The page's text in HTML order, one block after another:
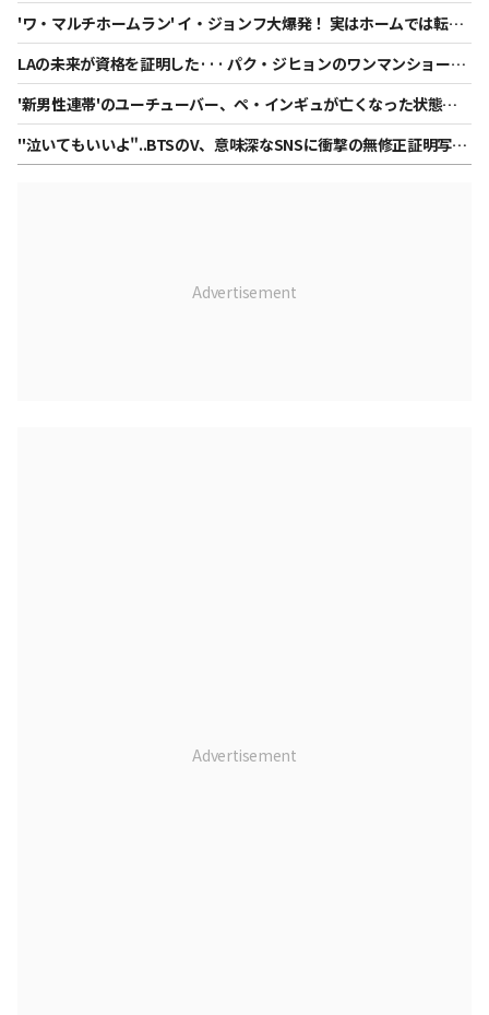
Bの機会を与えたSFと最後まで共にする→ここで成功する"
'ワ・マルチホームラン' イ・ジョンフ大爆発！ 実はホームでは転が
らない打球、こんな批判が→MLB打率6位に定着
LAの未来が資格を証明した··· パク・ジヒョンのワンマンショーに
アメリカ現地最高の評価『A』
'新男性連帯'のユーチューバー、ペ・インギュが亡くなった状態で
発見され、享年36歳..「犯罪の疑いはない」
"泣いてもいいよ"..BTSのV、意味深なSNSに衝撃の無修正証明写真
[スター・イシュー]